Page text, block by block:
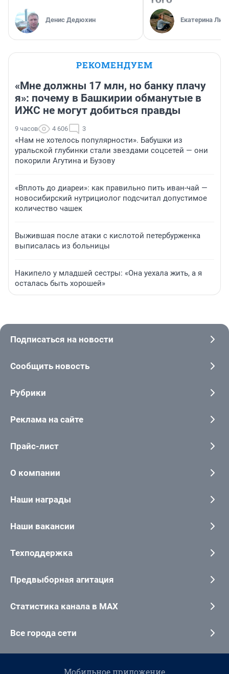
Денис Дедюхин Екатерина
РЕКОМЕНДУЕМ
«Мне должны 17 млн, но банку плачу
я»: почему в Башкирии обманутые в
ИЖС не могут добиться правды
9 часов 4 606 3
«Нам не хотелось популярности». Бабушки из
уральской глубинки стали звездами соцсетей — они
покорили Агутина и Бузову
«Вплоть до диареи»: как правильно пить иван-чай —
новосибирский нутрициолог подсчитал допустимое
количество чашек
Выжившая после атаки с кислотой петербурженка
выписалась из больницы
Накипело у младшей сестры: «Она уехала жить, а я
осталась быть хорошей»
Подписаться на новости
Сообщить новость
Рубрики
Реклама на сайте
Прайс-лист
О компании
Наши награды
Наши вакансии
Техподдержка
Предвыборная агитация
Статистика канала в MAX
Все города сети
Мобильное приложение